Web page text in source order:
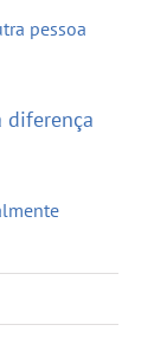
diferença